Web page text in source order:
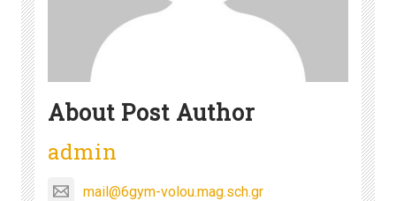
About Post Author
admin
mail@6gym-volou.mag.sch.gr